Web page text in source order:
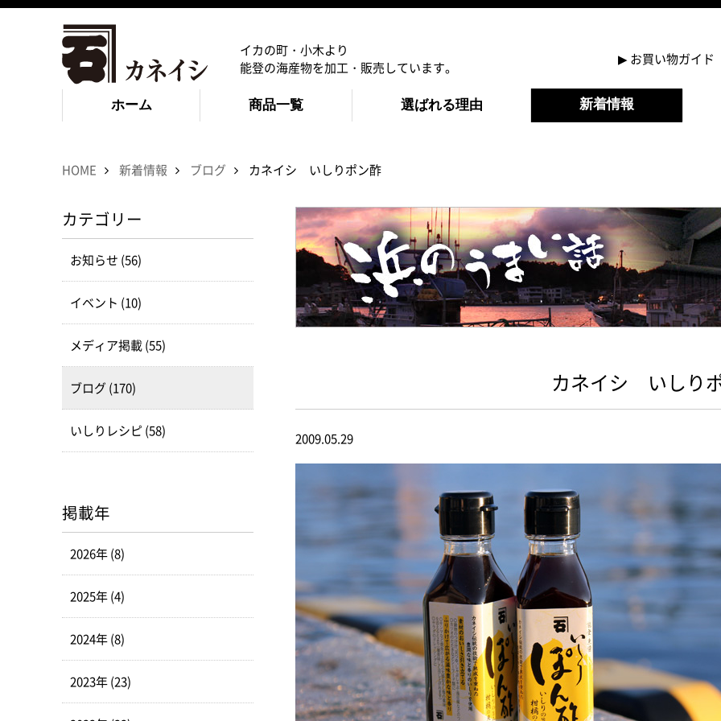
イカの町・小木より
能登の海産物を加工・販売しています。
▶お買い物ガイド
ホーム 商品一覧 選ばれる理由 新着情報
HOME 新着情報 ブログ カネイシ いしりポン酢
カネイシ いしり
2009.05.29
カテゴリー
お知らせ (56)
イベント (10)
メディア掲載 (55)
ブログ (170)
いしりレシピ (58)
掲載年
2026年 (8)
2025年 (4)
2024年 (8)
2023年 (23)